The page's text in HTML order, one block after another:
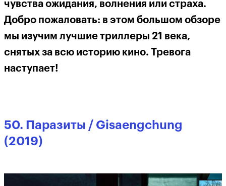
чувства ожидания, волнения или страха.
Добро пожаловать: в этом большом обзоре
мы изучим лучшие триллеры 21 века,
снятых за всю историю кино. Тревога
наступает!
50. Паразиты / Gisaengchung
(2019)